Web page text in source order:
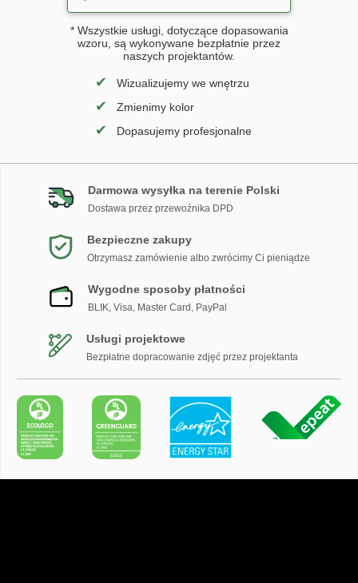
* Wszystkie usługi, dotyczące dopasowania
wzoru, są wykonywane bezpłatnie przez
naszych projektantów.
✔ Wizualizujemy we wnętrzu
✔ Zmienimy kolor
✔ Dopasujemy profesjonalne
Darmowa wysyłka na terenie Polski
Dostawa przez przewoźnika DPD
Bezpieczne zakupy
Otrzymasz zamówienie albo zwrócimy Ci pieniądze
Wygodne sposoby płatności
BLIK, Visa, Master Card, PayPal
Usługi projektowe
Bezpłatne dopracowanie zdjęć przez projektanta